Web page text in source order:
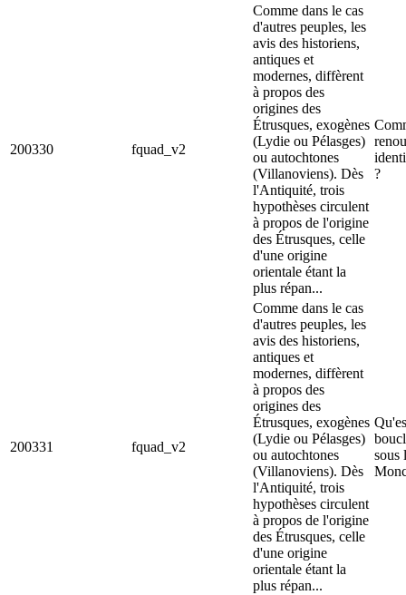
200330 fquad_v2
Comme dans le cas
d'autres peuples, les
avis des historiens,
antiques et
modernes, diffèrent
à propos des
origines des
Étrusques, exogènes
(Lydie ou Pélasges)
ou autochtones
(Villanoviens). Dès
l'Antiquité, trois
hypothèses circulent
à propos de l'origine
des Étrusques, celle
d'une origine
orientale étant la
plus répan...
?
200331 fquad_v2
Comme dans le cas
d'autres peuples, les
avis des historiens,
antiques et
modernes, diffèrent
à propos des
origines des
Étrusques, exogènes
(Lydie ou Pélasges)
ou autochtones
(Villanoviens). Dès
l'Antiquité, trois
hypothèses circulent
à propos de l'origine
des Étrusques, celle
d'une origine
orientale étant la
plus répan...
sous